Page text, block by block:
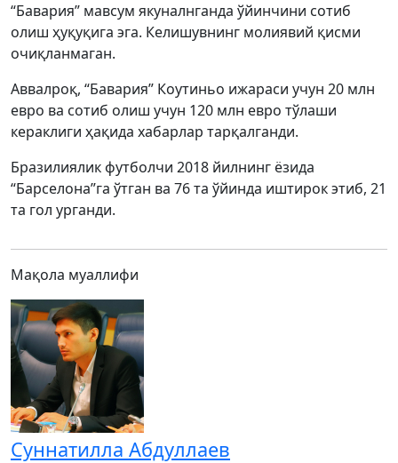
“Бавария” мавсум якуналнганда ўйинчини сотиб
олиш ҳуқуқига эга. Келишувнинг молиявий қисми
очиқланмаган.
Аввалроқ, “Бавария” Коутиньо ижараси учун 20 млн
евро ва сотиб олиш учун 120 млн евро тўлаши
кераклиги ҳақида хабарлар тарқалганди.
Бразилиялик футболчи 2018 йилнинг ёзида
“Барселона”га ўтган ва 76 та ўйинда иштирок этиб, 21
та гол урганди.
Мақола муаллифи
Суннатилла Абдуллаев